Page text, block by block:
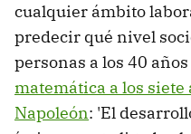
cualquier ámbito
predecir qué nivel
personas a los 40 años
matemática a los siete
Napoleón: 'El